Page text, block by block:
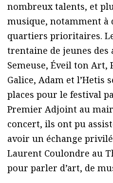
nombreux talents, et
musique, notamment à
quartiers prioritaires.
trentaine de jeunes des
Semeuse, Éveil ton Art,
Galice, Adam et l’Hetis
places pour le festival
Premier Adjoint au
concert, ils ont pu
avoir un échange
Laurent Coulondre au
pour parler d’art, de